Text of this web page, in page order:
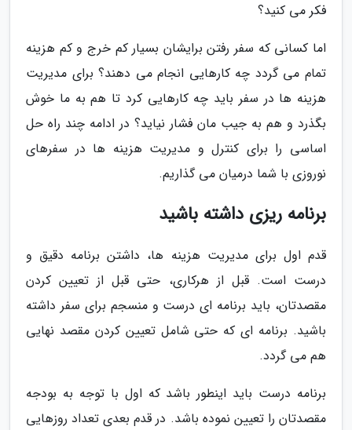
فکر می کنید؟
اما کسانی که سفر رفتن برایشان بسیار کم خرج و کم هزینه
تمام می گردد چه کارهایی انجام می دهند؟ برای مدیریت
هزینه ها در سفر باید چه کارهایی کرد تا هم به ما خوش
بگذرد و هم به جیب مان فشار نیاید؟ در ادامه چند راه حل
اساسی را برای کنترل و مدیریت هزینه ها در سفرهای
نوروزی با شما درمیان می گذاریم.
برنامه ریزی داشته باشید
قدم اول برای مدیریت هزینه ها، داشتن برنامه دقیق و
درست است. قبل از هرکاری، حتی قبل از تعیین کردن
مقصدتان، باید برنامه ای درست و منسجم برای سفر داشته
باشید. برنامه ای که حتی شامل تعیین کردن مقصد نهایی
هم می گردد.
برنامه درست باید اینطور باشد که اول با توجه به بودجه
مقصدتان را تعیین نموده باشد. در قدم بعدی تعداد روزهایی